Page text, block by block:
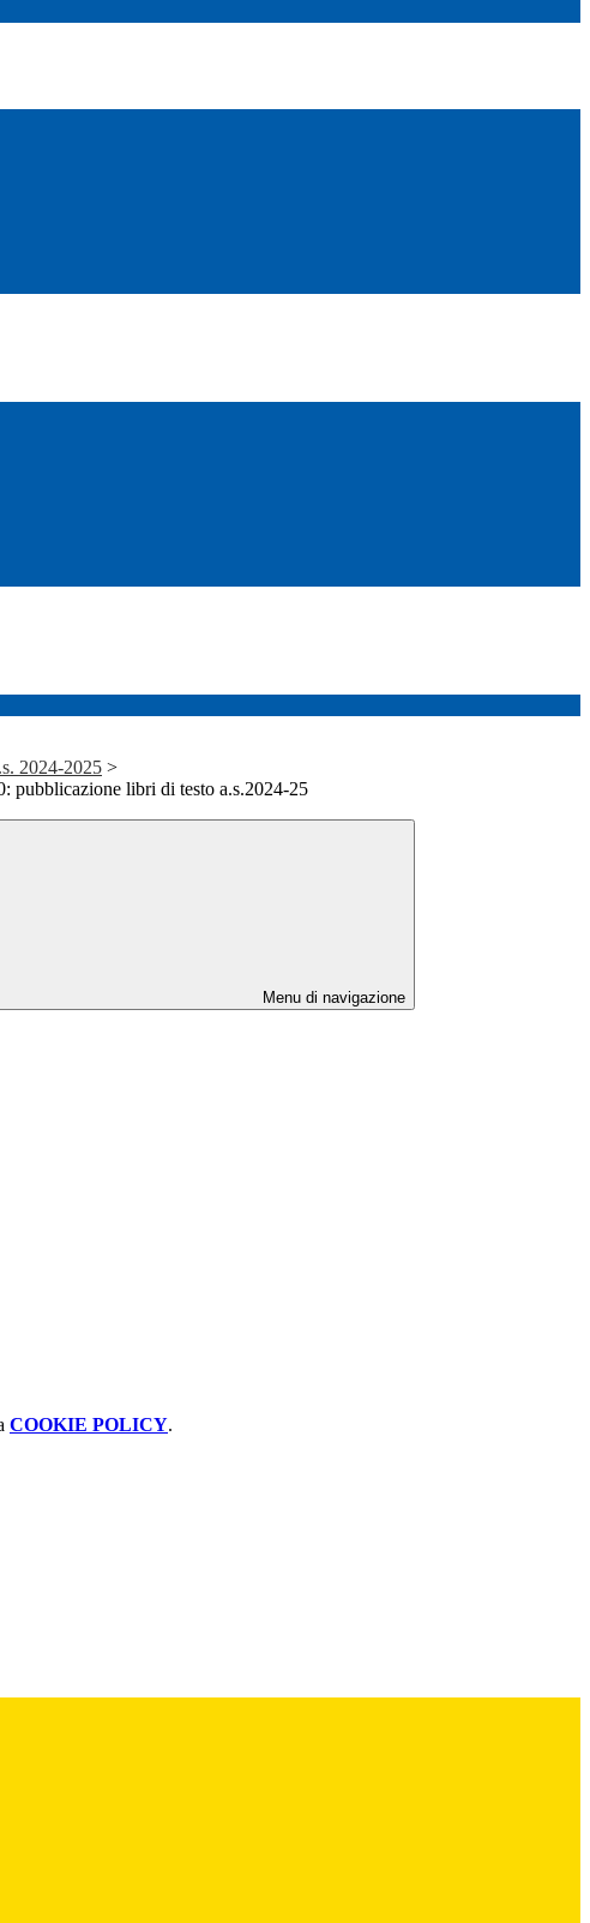
2024-2025 >
pubblicazione libri di testo a.s.2024-25
Menu di navigazione
COOKIE POLICY.